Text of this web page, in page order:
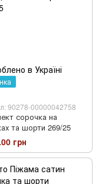
90278-00000042758
сорочка на
та шорти 269/25
грн